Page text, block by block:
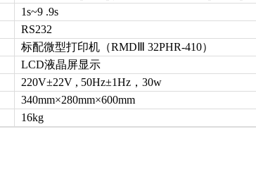
1s~9 .9s
RS232
标配微型打印机（RMDⅢ 32PHR-410）
LCD液晶屏显示
220V±22V , 50Hz±1Hz，30w
340mm×280mm×600mm
16kg